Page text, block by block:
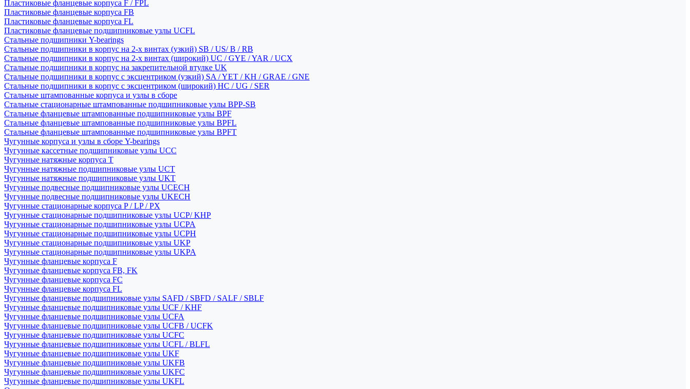
Пластиковые фланцевые корпуса F / FPL
Пластиковые фланцевые корпуса FB
Пластиковые фланцевые корпуса FL
Пластиковые фланцевые подшипниковые узлы UCFL
Стальные подшипники Y-bearings
Стальные подшипники в корпус на 2-х винтах (узкий) SB / US/ B / RB
Стальные подшипники в корпус на 2-х винтах (широкий) UC / GYE / YAR / UCX
Стальные подшипники в корпус на закрепительной втулке UK
Стальные подшипники в корпус с эксцентриком (узкий) SA / YET / KH / GRAE / GNE
Стальные подшипники в корпус с эксцентриком (широкий) HC / UG / SER
Стальные штампованные корпуса и узлы в сборе
Стальные стационарные штампованные подшипниковые узлы BPP-SB
Стальные фланцевые штампованные подшипниковые узлы BPF
Стальные фланцевые штампованные подшипниковые узлы BPFL
Стальные фланцевые штампованные подшипниковые узлы BPFT
Чугунные корпуса и узлы в сборе Y-bearings
Чугунные кассетные подшипниковые узлы UCC
Чугунные натяжные корпуса T
Чугунные натяжные подшипниковые узлы UCT
Чугунные натяжные подшипниковые узлы UKT
Чугунные подвесные подшипниковые узлы UCECH
Чугунные подвесные подшипниковые узлы UKECH
Чугунные стационарные корпуса P / LP / PX
Чугунные стационарные подшипниковые узлы UCP/ KHP
Чугунные стационарные подшипниковые узлы UCPA
Чугунные стационарные подшипниковые узлы UCPH
Чугунные стационарные подшипниковые узлы UKP
Чугунные стационарные подшипниковые узлы UKPA
Чугунные фланцевые корпуса F
Чугунные фланцевые корпуса FB, FK
Чугунные фланцевые корпуса FC
Чугунные фланцевые корпуса FL
Чугунные фланцевые подшипниковые узлы SAFD / SBFD / SALF / SBLF
Чугунные фланцевые подшипниковые узлы UCF / KHF
Чугунные фланцевые подшипниковые узлы UCFA
Чугунные фланцевые подшипниковые узлы UCFB / UCFK
Чугунные фланцевые подшипниковые узлы UCFC
Чугунные фланцевые подшипниковые узлы UCFL / BLFL
Чугунные фланцевые подшипниковые узлы UKF
Чугунные фланцевые подшипниковые узлы UKFB
Чугунные фланцевые подшипниковые узлы UKFC
Чугунные фланцевые подшипниковые узлы UKFL